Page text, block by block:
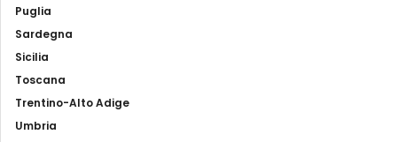
Puglia
Sardegna
Sicilia
Toscana
Trentino-Alto Adige
Umbria